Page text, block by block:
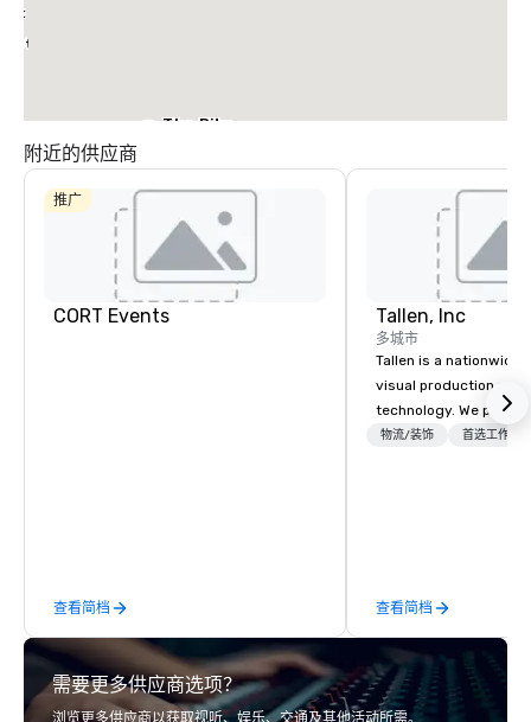
The Ritz-
Dallas Hotel
Crowne Plaza
Dallas
Downtown
附近的供应商
推广
CORT Events
查看简档
Tallen, Inc
多城市
Tallen is a nationwide
visual production and
technology. We
solutions — from
while helping clients
costs. Trusted by top
across all industries,
visions to life and
event creates lasting
物流/装饰 首选工作人
查看简档
需要更多供应商选项？
浏览更多供应商以获取视听、娱乐、交通及其他活动所需。